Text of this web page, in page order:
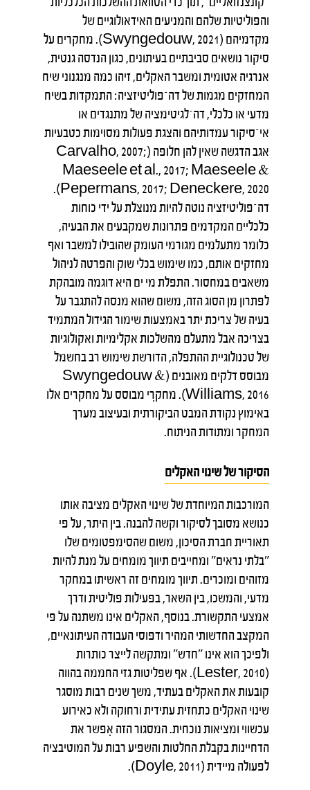
והפוליטיות שלהם והמניעים האידאולוגיים של
מקדמיהם (Swyngedouw, 2021). מחקרים על
סיקור נושאים סביבתיים בעיתונים, כגון הנדסה גנטית,
אנרגיה אטומית ומשבר האקלים, זיהו כמה מנגנוני שיח
המחזקים מגמות של דה־פוליטיזציה: התמקדות בשיח
מדעי או כלכלי, דה־לגיטימציה של מתנגדים או
אי־סיקור עמדותיהם והצגת פעולות מסוימות כטבעיות
אגב הדגשה שאין להן חלופה (Carvalho, 2007;
Maeseele et al., 2017; Maeseele &
Pepermans, 2017; Deneckere, 2020).
דה־פוליטיזציה נוטה להיות מנוצלת על ידי כוחות
כלכליים המקדמים פתרונות שמקבעים את הבעיה,
כלומר מתעלמים מגורמי העומק שהובילו למשבר ואף
מחזקים אותם, כמו שימוש בכלי שוק והפרטה לניהול
משאבים במחסור. התפלת מי ים היא דוגמה מובהקת
לפתרון מן הסוג הזה, משום שהוא מנסה להתגבר על
בעיה של צריכת יתר באמצעות שימור הגידול המתמיד
בצריכה אבל מתעלם מהשלכות אקלימיות ואקולוגיות
של טכנולוגיית ההתפלה, הדורשת שימוש רב בחשמל
מבוסס דלקים מאובנים (Swyngedouw &
Williams, 2016). מחקרִי מבוסס על מחקרים אלו
באימוץ נקודת המבט הביקורתית ובעיצוב מערך
המחקר ומתודות הניתוח.
הסיקור של שינוי האקלים
המורכבות המיוחדת של שינוי האקלים מציבה אותו
כנושא מסובך לסיקור וקשה להבנה. בין היתר, על פי
תאוריית חברת הסיכון, משום שהסימפטומים שלו
"בלתי נראים" ומחייבים תיווך מומחים על מנת להיות
מזוהים ומוכרים. תיווך מומחים זה ראשיתו במחקר
מדעי, והמשכו, בין השאר, בפעילות פוליטית ודרך
אמצעי התקשורת. בנוסף, האקלים אינו משתנה על פי
המקצב החדשותי המהיר ודפוסי העבודה העיתונאיים,
ולפיכך הוא אינו "חדש" ומתקשה לייצר כותרות
(Lester, 2010). אף שפליטות גזי החממה בהווה
קובעות את האקלים בעתיד, משך שנים רבות מוסגר
שינוי האקלים כתחזית עתידית ורחוקה ולא כאירוע
עכשווי ומציאות נוכחית. המסגור הזה אִפשר את
הדחיינות בקבלת החלטות והשפיע רבות על המוטיבציה
לפעולה מיידית (Doyle, 2011).